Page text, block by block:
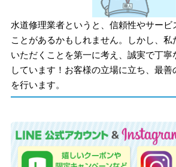
水道修理業者というと、信頼性やサービ
ことがあるかもしれません。しかし、
いただくことを第一に考え、誠実で丁寧
しています！お客様の立場に立ち、最善
を行います。